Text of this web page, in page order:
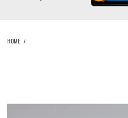
HOME /